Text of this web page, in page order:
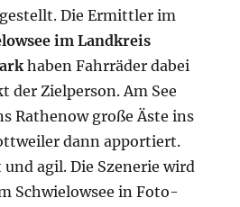
Die Ermittler im
im Landkreis
haben Fahrräder dabei
der Zielperson. Am See
Rathenow große Äste ins
dann apportiert.
agil. Die Szenerie wird
Schwielowsee in Foto-